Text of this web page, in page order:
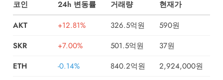
코인 24h 변동률 거래량
현재가
AKT
+12.81% 326.5억원
590원
SKR
+7.00% 501.5억원
37원
ETH
-0.14% 840.2억원
2,924,000원